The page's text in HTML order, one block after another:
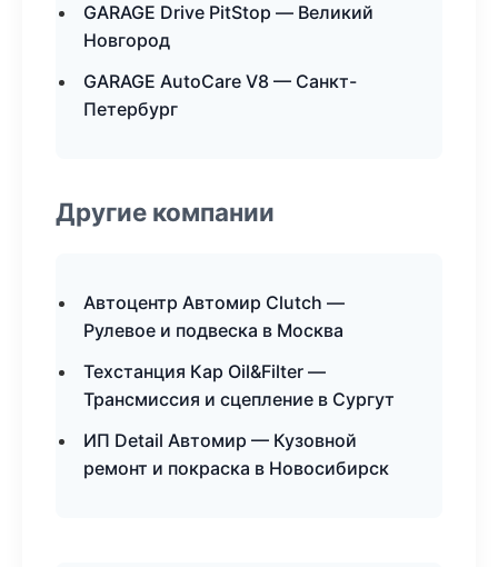
GARAGE Drive PitStop — Великий
Новгород
GARAGE AutoCare V8 — Санкт-
Петербург
Другие компании
Автоцентр Автомир Clutch —
Рулевое и подвеска в Москва
Техстанция Кар Oil&Filter —
Трансмиссия и сцепление в Сургут
ИП Detail Автомир — Кузовной
ремонт и покраска в Новосибирск